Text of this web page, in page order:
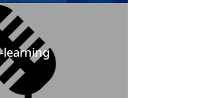
learning